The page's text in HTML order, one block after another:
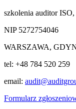
szkolenia auditor
NIP 5272754046
WARSZAWA,
tel: +48 784 520 259
email:
Formularz